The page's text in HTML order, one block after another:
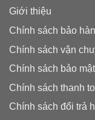
Giới thiệu
Chính sách bảo
Chính sách vận
Chính sách bảo mật
Chính sách thanh
Chính sách đổi trả